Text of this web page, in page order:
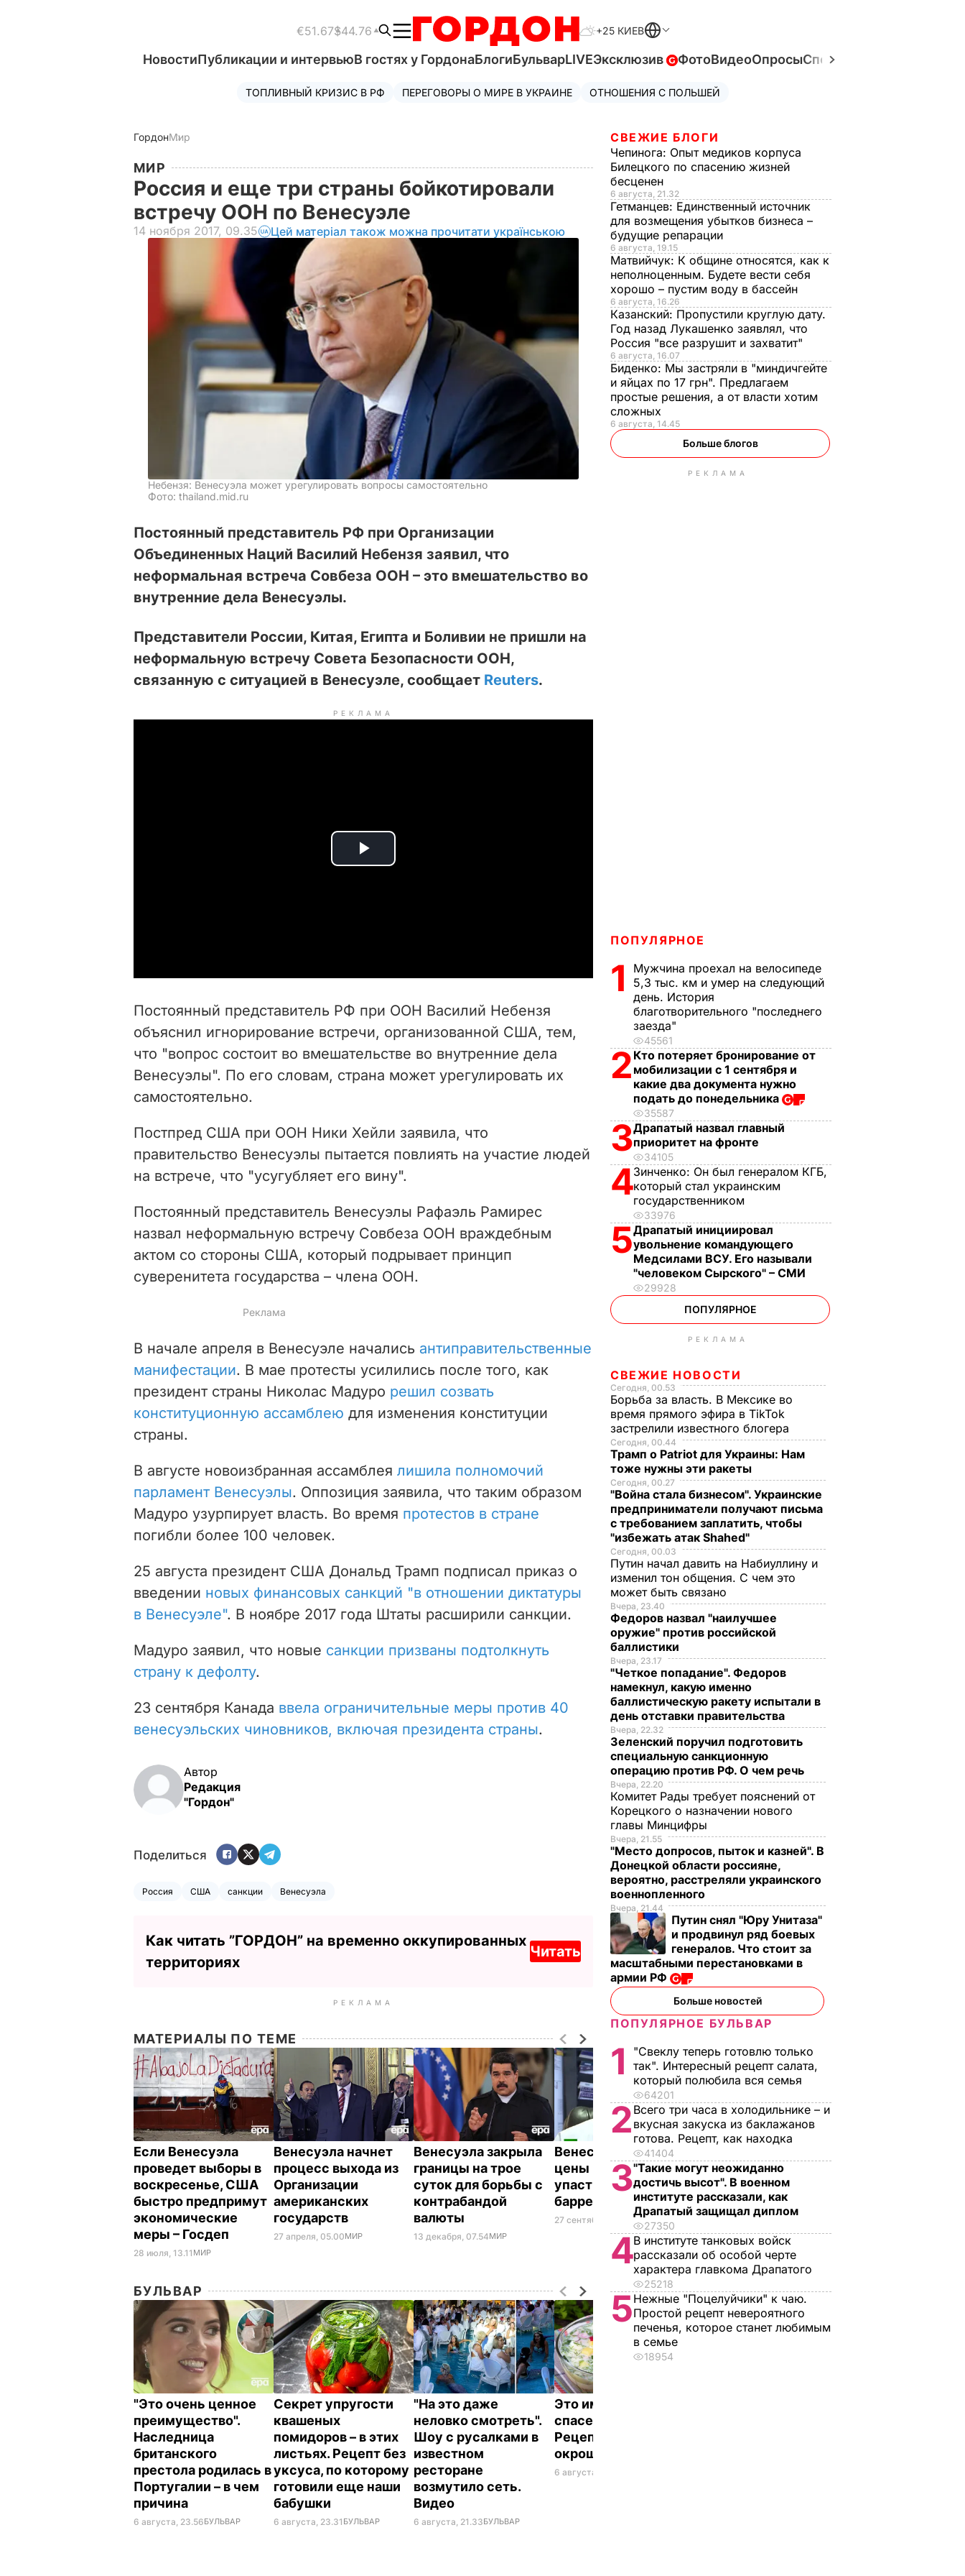
€51.67$44.76 +25 КИЕВ
НовостиПубликации и интервьюВ гостях у ГордонаБлогиБульварLIVEЭксклюзив ФотоВидеоОпросыСпецпроекты
ТОПЛИВНЫЙ КРИЗИС В РФ ПЕРЕГОВОРЫ О МИРЕ В УКРАИНЕ ОТНОШЕНИЯ С ПОЛЬШЕЙ
ГордонМир
МИР
Россия и еще три страны бойкотировали
встречу ООН по Венесуэле
14 ноября 2017, 09.35 Цей матеріал також можна прочитати українською
Небензя: Венесуэла может урегулировать вопросы самостоятельно
Фото: thailand.mid.ru
Постоянный представитель РФ при Организации
Объединенных Наций Василий Небензя заявил, что
неформальная встреча Совбеза ООН – это вмешательство во
внутренние дела Венесуэлы.
Представители России, Китая, Египта и Боливии не пришли на
неформальную встречу Совета Безопасности ООН,
связанную с ситуацией в Венесуэле, сообщает Reuters.
РЕКЛАМА
P
i
d
o
Постоянный представитель РФ при ООН Василий Небензя
объяснил игнорирование встречи, организованной США, тем,
что "вопрос состоит во вмешательстве во внутренние дела
Венесуэлы". По его словам, страна может урегулировать их
самостоятельно.
Постпред США при ООН Ники Хейли заявила, что
правительство Венесуэлы пытается повлиять на участие людей
на встрече, что "усугубляет его вину".
Постоянный представитель Венесуэлы Рафаэль Рамирес
назвал неформальную встречу Совбеза ООН враждебным
актом со стороны США, который подрывает принцип
суверенитета государства – члена ООН.
В начале апреля в Венесуэле начались антиправительственные
манифестации. В мае протесты усилились после того, как
президент страны Николас Мадуро решил созвать
конституционную ассамблею для изменения конституции
страны.
В августе новоизбранная ассамблея лишила полномочий
парламент Венесуэлы. Оппозиция заявила, что таким образом
Мадуро узурпирует власть. Во время протестов в стране
погибли более 100 человек.
25 августа президент США Дональд Трамп подписал приказ о
введении новых финансовых санкций "в отношении диктатуры
в Венесуэле". В ноябре 2017 года Штаты расширили санкции.
Мадуро заявил, что новые санкции призваны подтолкнуть
страну к дефолту.
23 сентября Канада ввела ограничительные меры против 40
венесуэльских чиновников, включая президента страны.
Автор
Редакция
"Гордон"
Поделиться
Россия США санкции Венесуэла
Как читать ”ГОРДОН” на временно оккупированных
территориях
Читать
РЕКЛАМА
МАТЕРИАЛЫ ПО ТЕМЕ
Если Венесуэла
проведет выборы в
воскресенье, США
быстро предпримут
экономические
меры – Госдеп
28 июля, 13.11 МИР
Венесуэла начнет
процесс выхода из
Организации
американских
государств
27 апреля, 05.00МИР
Венесуэла закрыла
границы на трое
суток для борьбы с
контрабандой
валюты
13 декабря, 07.54МИР
Венесуэла: Мировые
цены на нефть могут
упасть ниже $20 за
баррель
27 сентября, 15.36ДЕНЬГИ
предупреждает о
возможном обвале
цен на нефть до $20
за баррель
18 июня, 17.49ДЕНЬГИ
БУЛЬВАР
"Это очень ценное
преимущество".
Наследница
британского
престола родилась в
Португалии – в чем
причина
6 августа, 23.56БУЛЬВАР
Секрет упругости
квашеных
помидоров – в этих
листьях. Рецепт без
уксуса, по которому
готовили еще наши
бабушки
6 августа, 23.31 БУЛЬВАР
"На это даже
неловко смотреть".
Шоу с русалками в
известном
ресторане
возмутило сеть.
Видео
6 августа, 21.33БУЛЬВАР
Это именно то, что
спасет в жару.
Рецепт вкуснейшей
окрошки
6 августа, 18.21
СВЕЖИЕ БЛОГИ
Чепинога: Опыт медиков корпуса
Билецкого по спасению жизней
бесценен
6 августа, 21.32
Гетманцев: Единственный источник
для возмещения убытков бизнеса –
будущие репарации
6 августа, 19.15
Матвийчук: К общине относятся, как к
неполноценным. Будете вести себя
хорошо – пустим воду в бассейн
6 августа, 16.26
Казанский: Пропустили круглую дату.
Год назад Лукашенко заявлял, что
Россия "все разрушит и захватит"
6 августа, 16.07
Биденко: Мы застряли в "миндичгейте
и яйцах по 17 грн". Предлагаем
простые решения, а от власти хотим
сложных
6 августа, 14.45
Больше блогов
РЕКЛАМА
ПОПУЛЯРНОЕ
1
Мужчина проехал на велосипеде
5,3 тыс. км и умер на следующий
день. История
благотворительного "последнего
заезда"
45561
2 Кто потеряет бронирование от
мобилизации с 1 сентября и
какие два документа нужно
подать до понедельника
35587
3Драпатый назвал главный
приоритет на фронте
34105
4Зинченко: Он был генералом КГБ,
который стал украинским
государственником
33976
5Драпатый инициировал
увольнение командующего
Медсилами ВСУ. Его называли
"человеком Сырского" – СМИ
29928
ПОПУЛЯРНОЕ
РЕКЛАМА
СВЕЖИЕ НОВОСТИ
Сегодня, 00.53
Борьба за власть. В Мексике во
время прямого эфира в TikTok
застрелили известного блогера
Сегодня, 00.44
Трамп о Patriot для Украины: Нам
тоже нужны эти ракеты
Сегодня, 00.27
"Война стала бизнесом". Украинские
предприниматели получают письма
с требованием заплатить, чтобы
"избежать атак Shahed"
Сегодня, 00.03
Путин начал давить на Набиуллину и
изменил тон общения. С чем это
может быть связано
Вчера, 23.40
Федоров назвал "наилучшее
оружие" против российской
баллистики
Вчера, 23.17
"Четкое попадание". Федоров
намекнул, какую именно
баллистическую ракету испытали в
день отставки правительства
Вчера, 22.32
Зеленский поручил подготовить
специальную санкционную
операцию против РФ. О чем речь
Вчера, 22.20
Комитет Рады требует пояснений от
Корецкого о назначении нового
главы Минцифры
Вчера, 21.55
"Место допросов, пыток и казней". В
Донецкой области россияне,
вероятно, расстреляли украинского
военнопленного
Вчера, 21.44
Путин снял "Юру Унитаза"
и продвинул ряд боевых
генералов. Что стоит за
масштабными перестановками в
армии РФ
Больше новостей
ПОПУЛЯРНОЕ БУЛЬВАР
1
"Свеклу теперь готовлю только
так". Интересный рецепт салата,
который полюбила вся семья
64201
2 Всего три часа в холодильнике – и
вкусная закуска из баклажанов
готова. Рецепт, как находка
41404
3"Такие могут неожиданно
достичь высот". В военном
институте рассказали, как
Драпатый защищал диплом
27350
4В институте танковых войск
рассказали об особой черте
характера главкома Драпатого
25218
5Нежные "Поцелуйчики" к чаю.
Простой рецепт невероятного
печенья, которое станет любимым
в семье
18954